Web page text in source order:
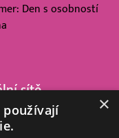
Den s osobností
sítě
×
používají